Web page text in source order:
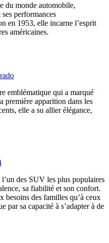
du monde automobile,
performances
en 1953, elle incarne l’esprit
américaines.
emblématique qui a marqué
première apparition dans les
elle a su allier élégance,
des SUV les plus populaires
sa fiabilité et son confort.
besoins des familles qu’à ceux
par sa capacité à s’adapter à de